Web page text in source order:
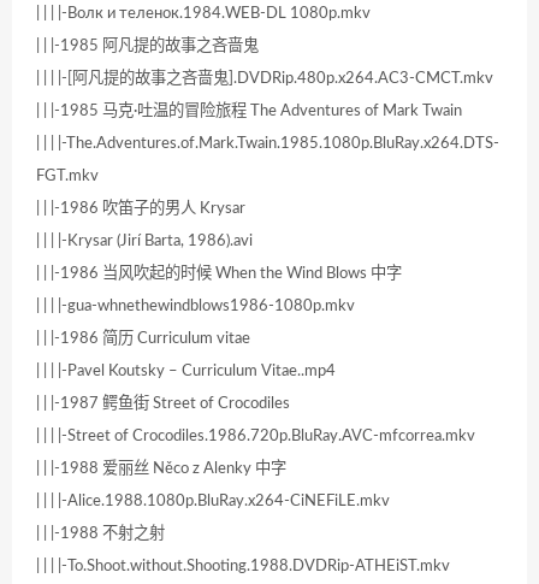
| | | |-Волк и теленок.1984.WEB-DL 1080p.mkv
| | |-1985 阿凡提的故事之吝啬鬼
| | | |-[阿凡提的故事之吝啬鬼].DVDRip.480p.x264.AC3-CMCT.mkv
| | |-1985 马克·吐温的冒险旅程 The Adventures of Mark Twain
| | | |-The.Adventures.of.Mark.Twain.1985.1080p.BluRay.x264.DTS-
FGT.mkv
| | |-1986 吹笛子的男人 Krysar
| | | |-Krysar (Jirí Barta, 1986).avi
| | |-1986 当风吹起的时候 When the Wind Blows 中字
| | | |-gua-whnethewindblows1986-1080p.mkv
| | |-1986 简历 Curriculum vitae
| | | |-Pavel Koutsky – Curriculum Vitae..mp4
| | |-1987 鳄鱼街 Street of Crocodiles
| | | |-Street of Crocodiles.1986.720p.BluRay.AVC-mfcorrea.mkv
| | |-1988 爱丽丝 Něco z Alenky 中字
| | | |-Alice.1988.1080p.BluRay.x264-CiNEFiLE.mkv
| | |-1988 不射之射
| | | |-To.Shoot.without.Shooting.1988.DVDRip-ATHEiST.mkv